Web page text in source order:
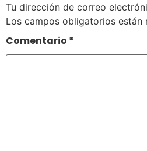
Tu dirección de correo
Los campos obligatorios están
Comentario *